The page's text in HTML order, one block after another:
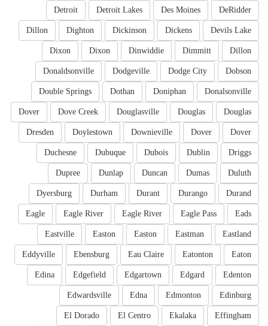
DeRidder
Des Moines
Detroit Lakes
Detroit
Devils Lake
Dickens
Dickinson
Dighton
Dillon
Dillon
Dimmitt
Dinwiddie
Dixon
Dixon
Dobson
Dodge City
Dodgeville
Donaldsonville
Donalsonville
Doniphan
Dothan
Double Springs
Douglas
Douglas
Douglasville
Dove Creek
Dover
Dover
Dover
Downieville
Doylestown
Dresden
Driggs
Dublin
Dubois
Dubuque
Duchesne
Duluth
Dumas
Duncan
Dunlap
Dupree
Durand
Durango
Durant
Durham
Dyersburg
Eads
Eagle Pass
Eagle River
Eagle River
Eagle
Eastland
Eastman
Easton
Easton
Eastville
Eaton
Eatonton
Eau Claire
Ebensburg
Eddyville
Edenton
Edgard
Edgartown
Edgefield
Edina
Edinburg
Edmonton
Edna
Edwardsville
Effingham
Ekalaka
El Centro
El Dorado